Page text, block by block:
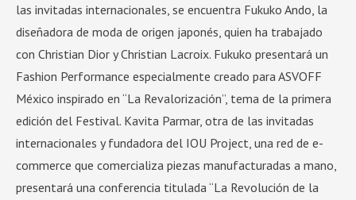
las invitadas internacionales, se encuentra Fukuko Ando, la
diseñadora de moda de origen japonés, quien ha trabajado
con Christian Dior y Christian Lacroix. Fukuko presentará un
Fashion Performance especialmente creado para ASVOFF
México inspirado en “La Revalorización”, tema de la primera
edición del Festival. Kavita Parmar, otra de las invitadas
internacionales y fundadora del IOU Project, una red de e-
commerce que comercializa piezas manufacturadas a mano,
presentará una conferencia titulada “La Revolución de la